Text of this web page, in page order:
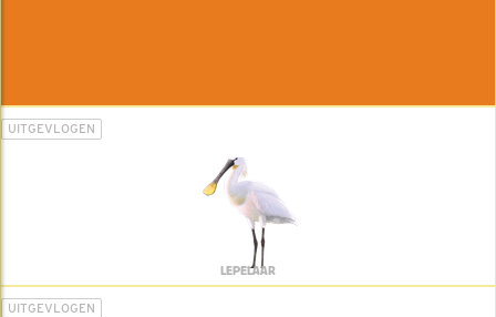
UITGEVLOGEN
LEPELAAR
UITGEVLOGEN